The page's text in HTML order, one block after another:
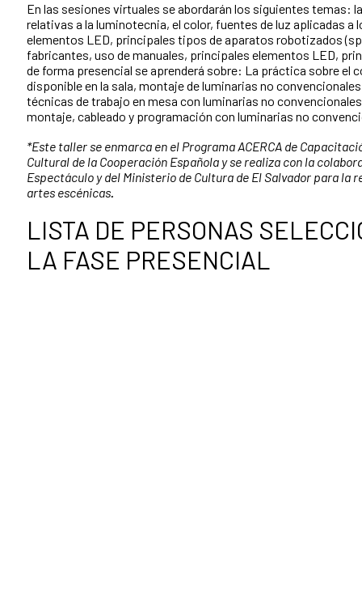
En las sesiones virtuales se abordarán los siguientes temas: l
relativas a la luminotecnia, el color, fuentes de luz aplicadas
elementos LED, principales tipos de aparatos robotizados
fabricantes, uso de manuales, principales elementos LED,
de forma presencial se aprenderá sobre: La práctica sobre el
disponible en la sala, montaje de luminarias no
técnicas de trabajo en mesa con luminarias no
montaje, cableado y programación con luminarias no
*Este taller se enmarca en el Programa ACERCA de
Cultural de la Cooperación Española y se realiza con la
Espectáculo y del Ministerio de Cultura de El Salvador para la
artes escénicas.
LISTA DE PERSONAS
LA FASE PRESENCIAL